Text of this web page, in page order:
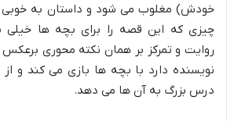
خودش) مغلوب می شود و داستان به
چیزی که این قصه را برای بچه ها خیلی
روایت و تمرکز بر همان نکته محوری برعکس
نویسنده دارد با بچه ها بازی می کند و
درس بزرگ به آن ها می دهد.